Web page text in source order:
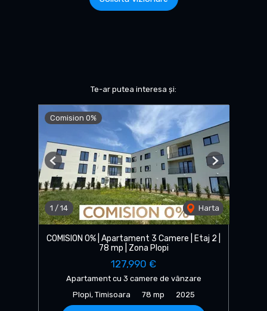
Te-ar putea interesa și:
Comision 0%
1 / 14 Harta
Previous Next
COMISION 0% | Apartament 3 Camere | Etaj 2 |
78 mp | Zona Plopi
127,990 €
Apartament cu 3 camere de vânzare
Plopi, Timisoara
78 mp 2025